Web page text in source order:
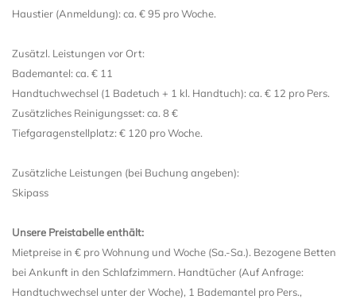
Haustier (Anmeldung): ca. € 95 pro Woche.
Zusätzl. Leistungen vor Ort:
Bademantel: ca. € 11
Handtuchwechsel (1 Badetuch + 1 kl. Handtuch): ca. € 12 pro Pers.
Zusätzliches Reinigungsset: ca. 8 €
Tiefgaragenstellplatz: € 120 pro Woche.
Zusätzliche Leistungen (bei Buchung angeben):
Skipass
Unsere Preistabelle enthält:
Mietpreise in € pro Wohnung und Woche (Sa.-Sa.). Bezogene Betten
bei Ankunft in den Schlafzimmern. Handtücher (Auf Anfrage:
Handtuchwechsel unter der Woche), 1 Bademantel pro Pers.,